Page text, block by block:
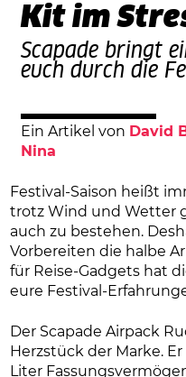
Kit im
Scapade bringt
euch durch die
Ein Artikel von David
Nina
Festival-Saison heißt
trotz Wind und Wetter
auch zu bestehen.
Vorbereiten die halbe
für Reise-Gadgets hat
eure Festival-
Der Scapade Airpack
Herzstück der Marke.
Liter